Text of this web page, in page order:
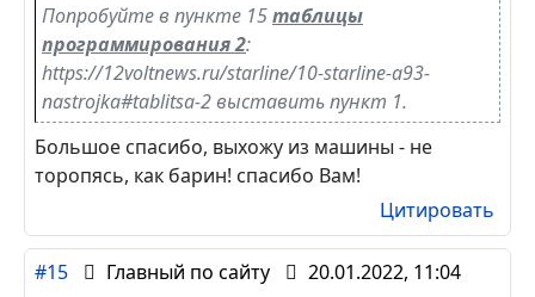
Попробуйте в пункте 15таблицы
программирования 2:
https://12voltnews.ru/starline/10-starline-a93-
nastrojka#tablitsa-2 выставить пункт 1.
Большое спасибо, выхожу из машины - не
торопясь, как барин! спасибо Вам!
Цитировать
#15 Главный по сайту 20.01.2022, 11:04